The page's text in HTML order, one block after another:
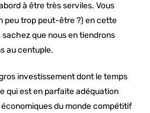
à être très serviles. Vous
peu trop peut-être ?) en cette
que nous en tiendrons
au centuple.
investissement dont le temps
qui est en parfaite adéquation
du monde compétitif